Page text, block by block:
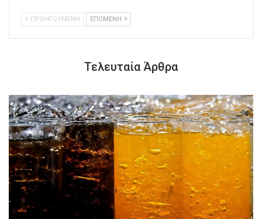
ΠΡΟΗΓΟΥΜΕΝΗ ΕΠΟΜΕΝΗ
Τελευταία Άρθρα